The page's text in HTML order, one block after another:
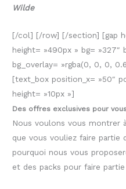
Wilde
[/col] [/row] [/section] [gap
height= »490px » bg= »327″
bg_overlay= »rgba(0, 0, 0,
[text_box position_x= »50″
height= »10px »]
Des offres exclusives pour
Nous voulons vous montrer
que vous vouliez faire partie
pourquoi nous vous
et des packs pour faire